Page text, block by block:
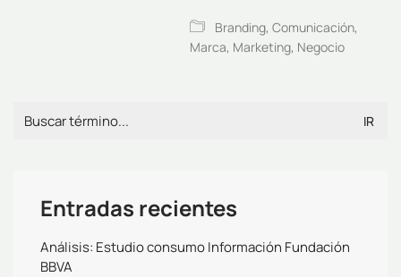
Branding,Comunicación,
Marca, Marketing, Negocio
for:
Entradas recientes
Análisis: Estudio consumo Información Fundación
BBVA